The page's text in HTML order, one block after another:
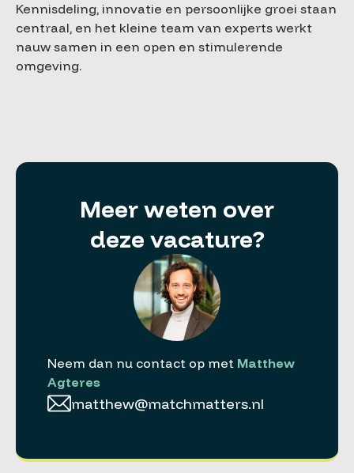
Kennisdeling, innovatie en persoonlijke groei staan
centraal, en het kleine team van experts werkt
nauw samen in een open en stimulerende
omgeving.
Meer weten over
deze vacature?
Neem dan nu contact op met Matthew
Agteres
matthew@matchmatters.nl